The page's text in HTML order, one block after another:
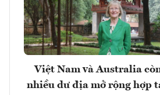
Việt Nam và Australia
nhiều dư địa mở rộng hợp